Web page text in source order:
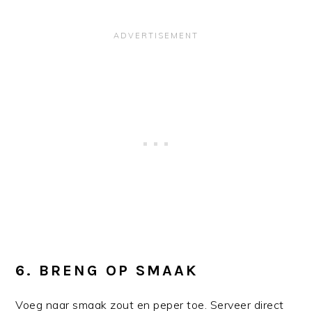
6. BRENG OP SMAAK
Voeg naar smaak zout en peper toe. Serveer direct